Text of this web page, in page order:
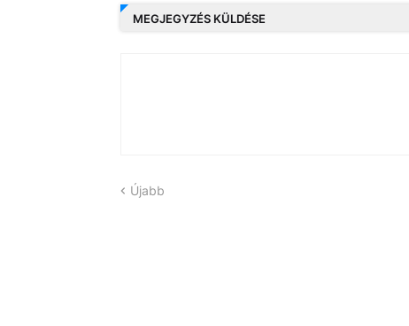
MEGJEGYZÉS KÜLDÉSE
Újabb